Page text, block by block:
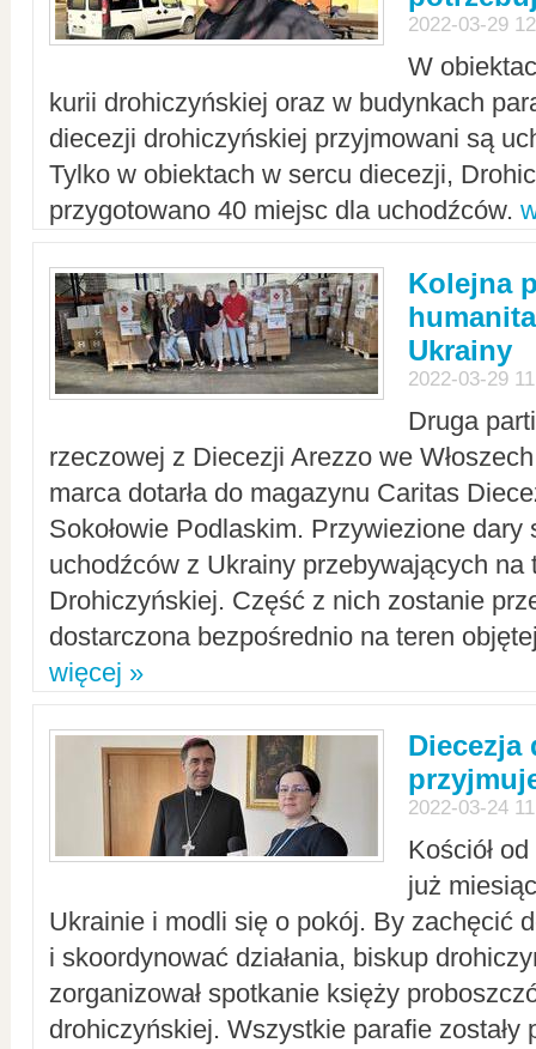
2022-03-29
W
kurii drohiczyńskiej oraz w budynkach
diecezji drohiczyńskiej przyjmowani są
Tylko w obiektach w sercu diecezji,
przygotowano 40 miejsc dla uchodźców.
Kolejna
Ukrainy
2022-03-29
Druga
rzeczowej z Diecezji Arezzo we
marca dotarła do magazynu Caritas
Sokołowie Podlaskim. Przywiezione dary
uchodźców z Ukrainy przebywających na
Drohiczyńskiej. Część z nich zostanie
dostarczona bezpośrednio na teren
więcej »
Diecezja
2022-03-24
Kościół
już
Ukrainie i modli się o pokój. By zachęcić
i skoordynować działania, biskup
zorganizował spotkanie księży
drohiczyńskiej. Wszystkie parafie zostały